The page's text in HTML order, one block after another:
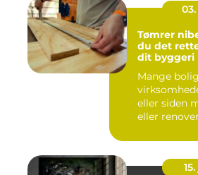
Tømrer nibe sådan
du det
dit byggeri
Mange
eller siden
eller